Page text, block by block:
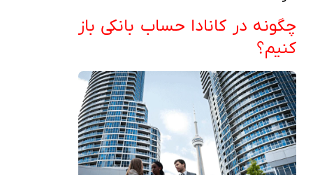
چگونه در کانادا حساب بانکی باز
کنیم؟